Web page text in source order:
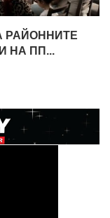
РАЙОННИТЕ
НА ПП...